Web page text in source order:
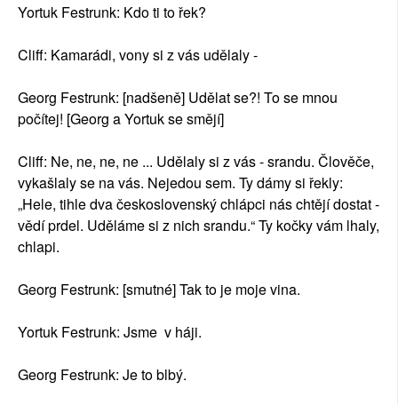
Yortuk Festrunk: Kdo ti to řek?
Cliff: Kamarádi, vony si z vás udělaly -
Georg Festrunk: [nadšeně] Udělat se?! To se mnou
počítej! [Georg a Yortuk se smějí]
Cliff: Ne, ne, ne, ne ... Udělaly si z vás - srandu. Člověče,
vykašlaly se na vás. Nejedou sem. Ty dámy si řekly:
„Hele, tihle dva československý chlápci nás chtějí dostat -
vědí prdel. Uděláme si z nich srandu.“ Ty kočky vám lhaly,
chlapi.
Georg Festrunk: [smutné] Tak to je moje vina.
Yortuk Festrunk: Jsme v háji.
Georg Festrunk: Je to blbý.